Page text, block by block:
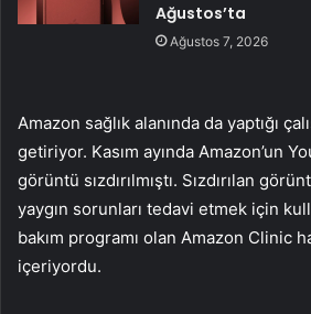
Ağustos’ta
Ağustos 7, 2026
Amazon sağlık alanında da yaptığı
getiriyor. Kasım ayında Amazon’un
görüntü sızdırılmıştı. Sızdırılan
yaygın sorunları tedavi etmek için
bakım programı olan Amazon Clinic
içeriyordu.